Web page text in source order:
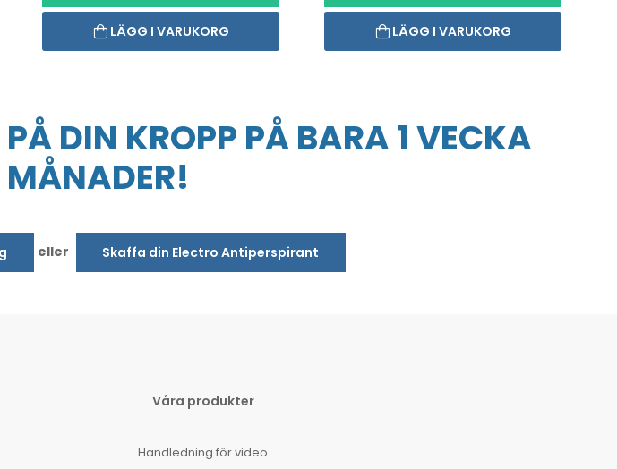
LÄGG I VARUKORG LÄGG I VARUKORG
DIN KROPP PÅ BARA 1 VECKA
MÅNADER!
eller Skaffa din Electro Antiperspirant
Våra produkter
Handledning för video